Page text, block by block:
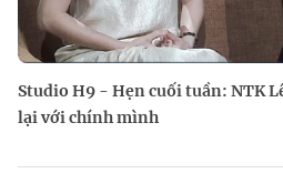
Studio H9 - Hẹn cuối tuần: NTK
lại với chính mình